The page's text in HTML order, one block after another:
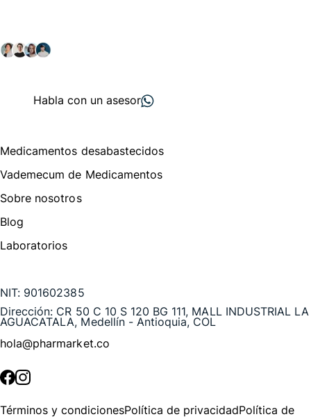
Habla con un asesor
Medicamentos desabastecidos
Vademecum de Medicamentos
Sobre nosotros
Blog
Laboratorios
NIT: 901602385
Dirección: CR 50 C 10 S 120 BG 111, MALL INDUSTRIAL LA
AGUACATALA, Medellín - Antioquia, COL
hola@pharmarket.co
Términos y condicionesPolítica de privacidadPolítica de